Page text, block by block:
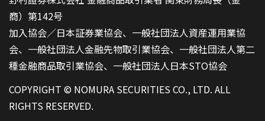
商）第142号
加入協会／日本証券業協会、一般社団法人資産運用業協
会、一般社団法人金融先物取引業協会、一般社団法人第二
種金融商品取引業協会、一般社団法人日本STO協会
COPYRIGHT © NOMURA SECURITIES CO., LTD. ALL
RIGHTS RESERVED.